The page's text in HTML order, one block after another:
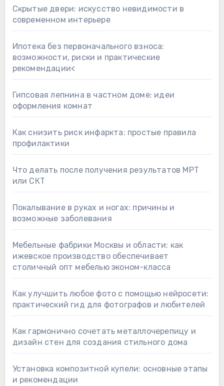
Скрытые двери: искусство невидимости в
современном интерьере
Ипотека без первоначального взноса:
возможности, риски и практические
рекомендации<
Гипсовая лепнина в частном доме: идеи
оформления комнат
Как снизить риск инфаркта: простые правила
профилактики
Что делать после получения результатов МРТ
или СКТ
Покалывание в руках и ногах: причины и
возможные заболевания
Мебельные фабрики Москвы и области: как
ижевское производство обеспечивает
столичный опт мебелью эконом-класса
Как улучшить любое фото с помощью нейросети:
практический гид для фотографов и любителей
Как гармонично сочетать металлочерепицу и
дизайн стен для создания стильного дома
Установка композитной купели: основные этапы
и рекомендации